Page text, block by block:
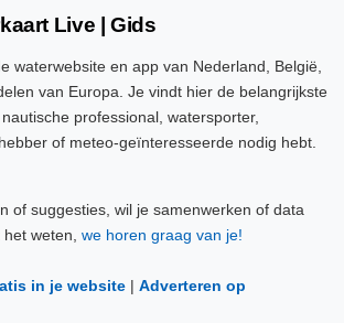
Live | Gids
waterwebsite en app van Nederland, België,
van Europa. Je vindt hier de belangrijkste
professional, watersporter,
of meteo-geïnteresseerde nodig hebt.
of suggesties, wil je samenwerken of data
weten, we horen graag van je!
in je website | Adverteren op